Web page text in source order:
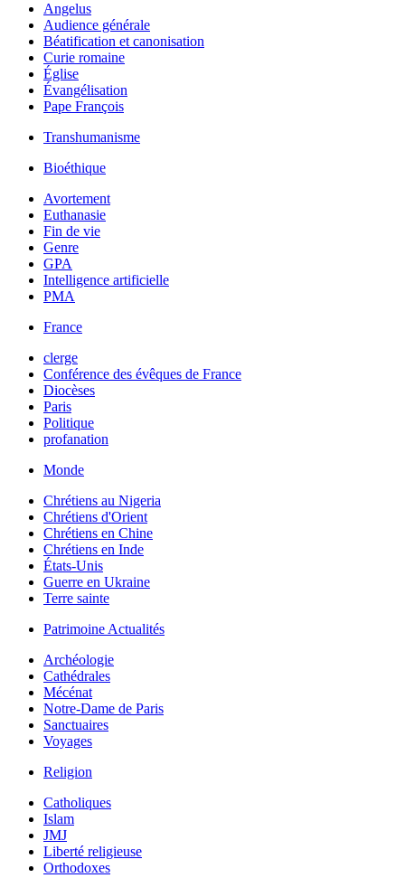
Angelus
Audience générale
Béatification et canonisation
Curie romaine
Église
Évangélisation
Pape François
Transhumanisme
Bioéthique
Avortement
Euthanasie
Fin de vie
Genre
GPA
Intelligence artificielle
PMA
France
clerge
Conférence des évêques de France
Diocèses
Paris
Politique
profanation
Monde
Chrétiens au Nigeria
Chrétiens d'Orient
Chrétiens en Chine
Chrétiens en Inde
États-Unis
Guerre en Ukraine
Terre sainte
Patrimoine Actualités
Archéologie
Cathédrales
Mécénat
Notre-Dame de Paris
Sanctuaires
Voyages
Religion
Catholiques
Islam
JMJ
Liberté religieuse
Orthodoxes